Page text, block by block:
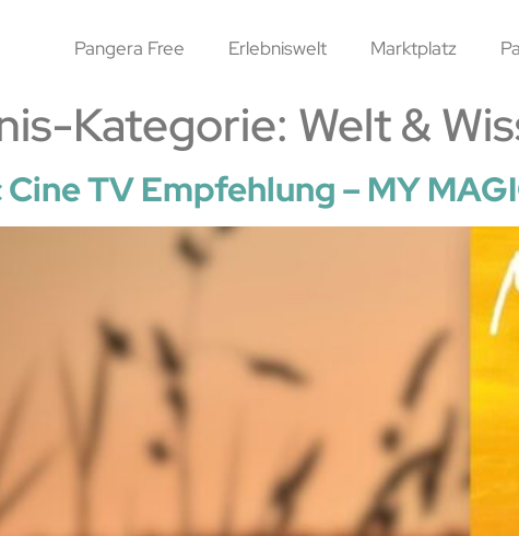
Pangera Free Erlebniswelt Marktplatz
Kategorie: Welt &
TV Empfehlung – MY